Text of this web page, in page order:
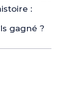
:
gagné ?